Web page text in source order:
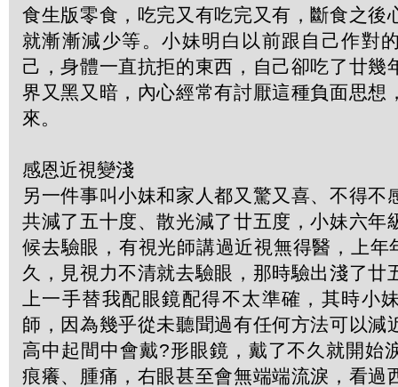
食生版零食，吃完又有吃完又有，斷食之後
就漸漸減少等。小妹明白以前跟自己作對
己，身體一直抗拒的東西，自己卻吃了廿幾
界又黑又暗，內心經常有討厭這種負面思想
來。
感恩近視變淺
另一件事叫小妹和家人都又驚又喜、不得不
共減了五十度、散光減了廿五度，小妹六年
候去驗眼，有視光師講過近視無得醫，上年
久，見視力不清就去驗眼，那時驗出淺了廿
上一手替我配眼鏡配得不太準確，其時小
師，因為幾乎從未聽聞過有任何方法可以減
高中起間中會戴?形眼鏡，戴了不久就開始
痕癢、腫痛，右眼甚至會無端端流淚，看過